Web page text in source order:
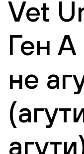
Vet
Ген А
не